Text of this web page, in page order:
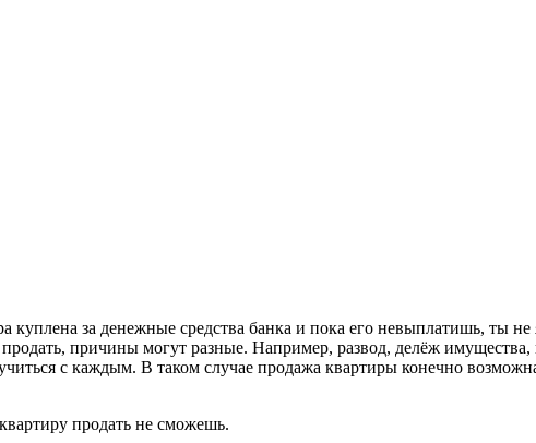
за денежные средства банка и пока его невыплатишь, ты
причины могут разные. Например, развод, делёж
с каждым. В таком случае продажа квартиры конечно
продать не сможешь.